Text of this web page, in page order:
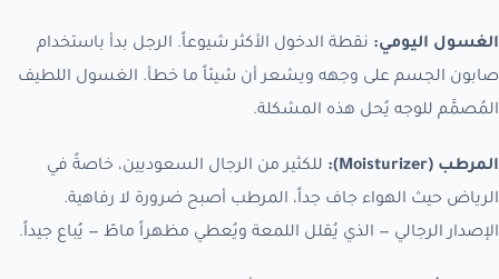
الغسول اليومي: نقطة الدخول الأكثر شيوعاً. الرجل بدأ باستخدام
صابون الجسم على وجهه ويشعر أن شيئاً ما خطأ. الغسول اللطيف
المُصمَّم للوجه يُحل هذه المشكلة.
المرطب (Moisturizer):
للكثير من الرجال السعوديين، خاصةً في
الرياض حيث الهواء جاف جداً، المرطب أصبح ضرورة لا رفاهية.
الإصدار الرجالي — الذي يُقلل اللمعة ويُعطي مظهراً ماطّ — يُباع جيداً.